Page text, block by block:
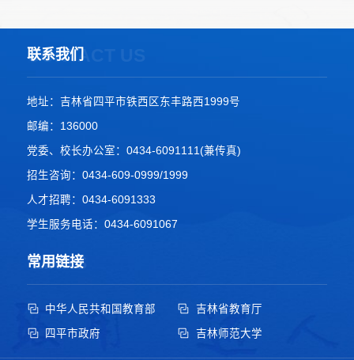
CONTACT US
联系我们
地址：吉林省四平市铁西区东丰路西1999号
邮编：136000
党委、校长办公室：0434-6091111(兼传真)
招生咨询：0434-609-0999/1999
人才招聘：0434-6091333
学生服务电话：0434-6091067
LINKS
常用链接
中华人民共和国教育部 吉林省教育厅
四平市政府 吉林师范大学